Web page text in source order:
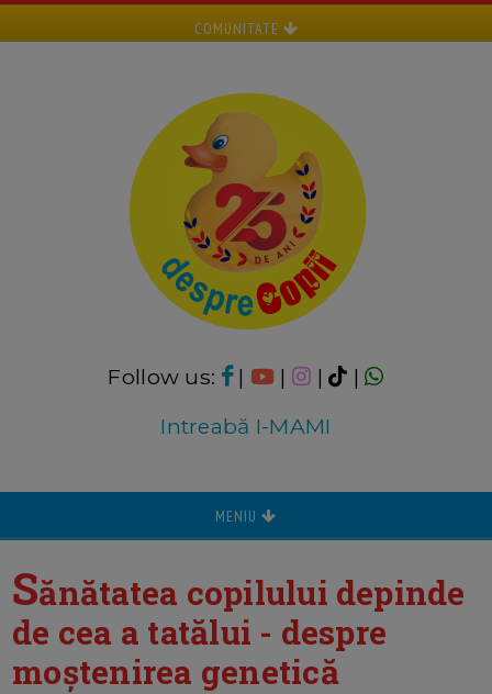
COMUNITATE
Follow us: | | |
|
Intreabă I-MAMI
MENIU
Sănătatea copilului depinde
de cea a tatălui - despre
moștenirea genetică